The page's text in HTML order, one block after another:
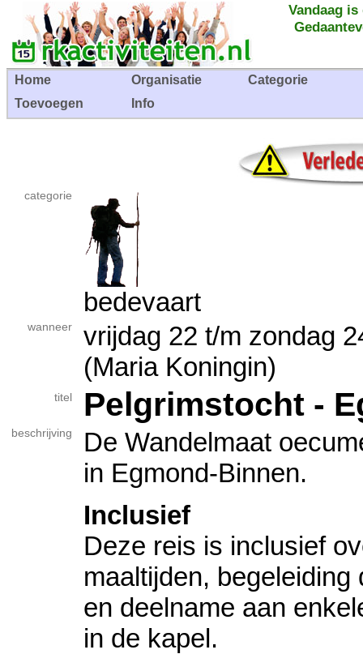
Vandaag
Home Organisatie
Categorie
Toevoegen
Info
categorie
bedevaart
wanneer
vrijdag 22 t/m zondag
(Maria Koningin)
titel Pelgrimstocht -
beschrijving
De Wandelmaat
in Egmond-Binnen.
Inclusief
Deze reis is inclusief
maaltijden,
en deelname aan
in de kapel.